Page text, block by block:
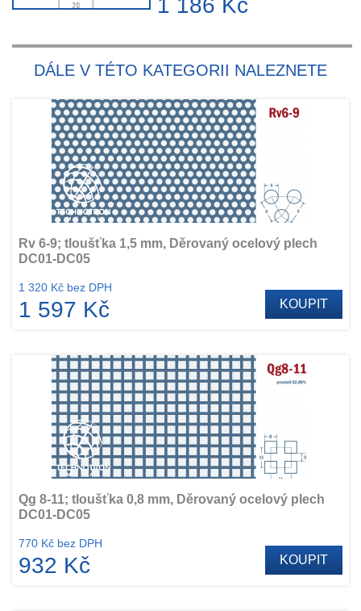
1 186 Kč
DÁLE V TÉTO KATEGORII NALEZNETE
Rv 6-9; tloušťka 1,5 mm, Děrovaný ocelový plech
DC01-DC05
1 320 Kč bez DPH
1 597 Kč KOUPIT
Qg 8-11; tloušťka 0,8 mm, Děrovaný ocelový plech
DC01-DC05
770 Kč bez DPH
932 Kč KOUPIT